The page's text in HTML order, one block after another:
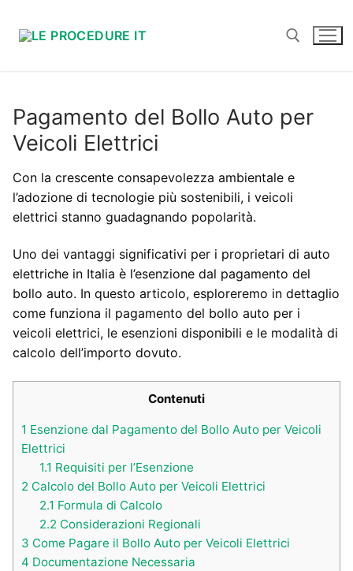
Pagamento del Bollo Auto per
Veicoli Elettrici
Con la crescente consapevolezza ambientale e
l’adozione di tecnologie più sostenibili, i veicoli
elettrici stanno guadagnando popolarità.
Uno dei vantaggi significativi per i proprietari di auto
elettriche in Italia è l’esenzione dal pagamento del
bollo auto. In questo articolo, esploreremo in dettaglio
come funziona il pagamento del bollo auto per i
veicoli elettrici, le esenzioni disponibili e le modalità di
calcolo dell’importo dovuto.
Contenuti
1 Esenzione dal Pagamento del Bollo Auto per Veicoli
Elettrici
1.1 Requisiti per l’Esenzione
2 Calcolo del Bollo Auto per Veicoli Elettrici
2.1 Formula di Calcolo
2.2 Considerazioni Regionali
3 Come Pagare il Bollo Auto per Veicoli Elettrici
4 Documentazione Necessaria